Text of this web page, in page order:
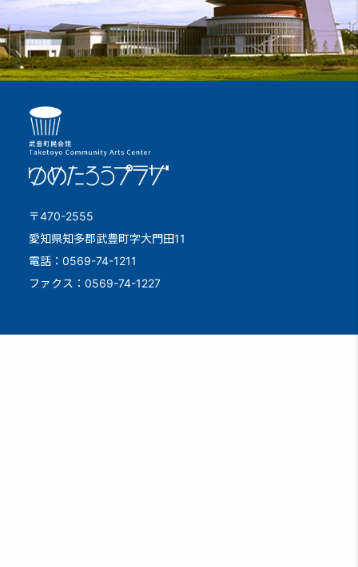
〒470-2555
愛知県知多郡武豊町字大門田11
電話：0569-74-1211
ファクス：0569-74-1227